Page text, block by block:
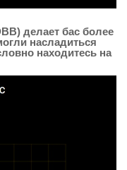
делает бас более
насладиться
находитесь на